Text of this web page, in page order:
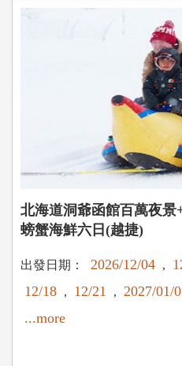
北海道洞爺函館百萬夜
螃蟹海鮮六日(越捷)
出發日期： 2026/12/04 ,
12/18 , 12/21 , 2027/01/
...more